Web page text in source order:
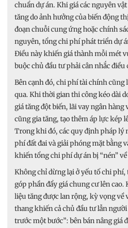
chuẩn dự án. Khi giá các nguyên
tăng do ảnh hưởng của biến động
đoạn chuỗi cung ứng hoặc chính
nguyên, tổng chi phí phát triển dự
Điều này khiến giá thành mỗi mét
buộc chủ đầu tư phải cân nhắc điều
Bên cạnh đó, chi phí tài chính cũng
qua. Khi thời gian thi công kéo dài
giá tăng đột biến, lãi vay ngân hàng
cũng gia tăng, tạo thêm áp lực kép
Trong khi đó, các quy định pháp lý
phí đất đai và giải phóng mặt bằng
khiến tổng chi phí dự án bị “nén”
Không chỉ dừng lại ở yếu tố chi
góp phần đẩy giá chung cư lên
liệu tăng được lan rộng, kỳ vọng về
thang khiến cả chủ đầu tư lẫn
trước một bước”: bên bán nâng giá